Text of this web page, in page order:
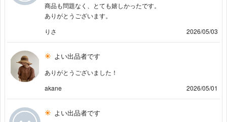
商品も問題なく、とても嬉しかったです。
ありがとうございます。
りさ
2026/05/03
よい出品者です
ありがとうございました！
akane
2026/05/01
よい出品者です